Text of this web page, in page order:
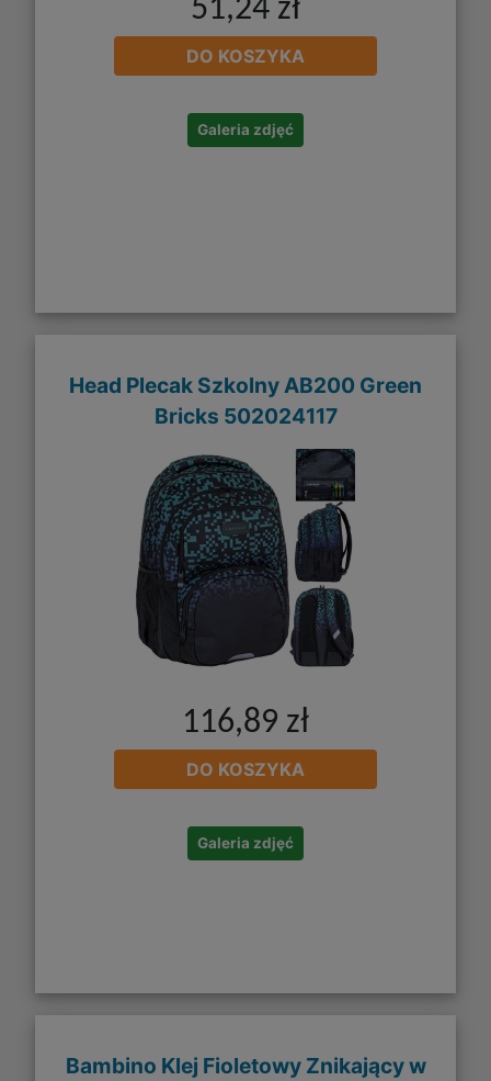
51,24 zł
DO KOSZYKA
Galeria zdjęć
Head Plecak Szkolny AB200 Green
Bricks 502024117
116,89 zł
DO KOSZYKA
Galeria zdjęć
Bambino Klej Fioletowy Znikający w